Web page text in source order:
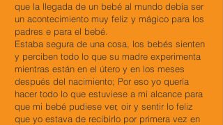
que la llegada de un bebé al mundo debía ser
un acontecimiento muy feliz y mágico para los
padres e para el bebé.
Estaba segura de una cosa, los bebés sienten
y perciben todo lo que su madre experimenta
mientras están en el útero y en los meses
después del nacimiento; Por eso yo quería
hacer todo lo que estuviese a mi alcance para
que mi bebé pudiese ver, oir y sentir lo feliz
que yo estava de recibirlo por primera vez en